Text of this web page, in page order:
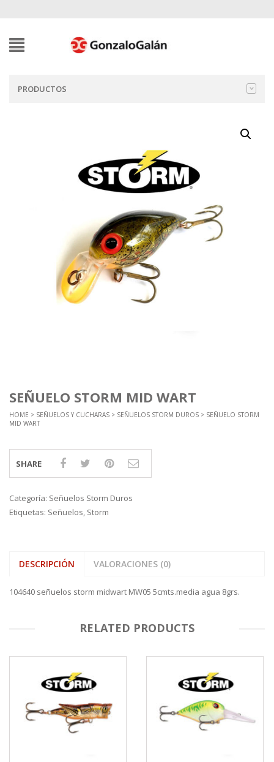
PRODUCTOS
SEÑUELO STORM MID WART
HOME > SEÑUELOS Y CUCHARAS > SEÑUELOS STORM DUROS > SEÑUELO STORM
MID WART
SHARE
Categoría: Señuelos Storm Duros
Etiquetas: Señuelos, Storm
DESCRIPCIÓN VALORACIONES (0)
104640 señuelos storm midwart MW05 5cmts.media agua 8grs.
RELATED PRODUCTS